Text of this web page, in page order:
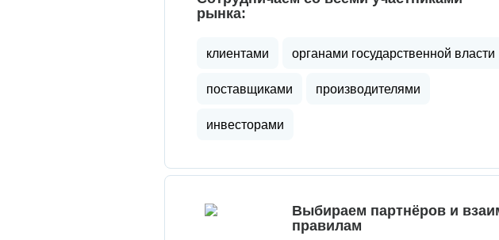
рынка:
клиентами
органами государственной власти
поставщиками
производителями
инвесторами
Выбираем партнёров и
правилам